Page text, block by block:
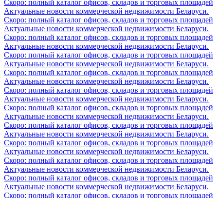
Скоро: полный каталог офисов, складов и торговых площадей
Актуальные новости коммерческой недвижимости Беларуси.
Скоро: полный каталог офисов, складов и торговых площадей
Актуальные новости коммерческой недвижимости Беларуси.
Скоро: полный каталог офисов, складов и торговых площадей
Актуальные новости коммерческой недвижимости Беларуси.
Скоро: полный каталог офисов, складов и торговых площадей
Актуальные новости коммерческой недвижимости Беларуси.
Скоро: полный каталог офисов, складов и торговых площадей
Актуальные новости коммерческой недвижимости Беларуси.
Скоро: полный каталог офисов, складов и торговых площадей
Актуальные новости коммерческой недвижимости Беларуси.
Скоро: полный каталог офисов, складов и торговых площадей
Актуальные новости коммерческой недвижимости Беларуси.
Скоро: полный каталог офисов, складов и торговых площадей
Актуальные новости коммерческой недвижимости Беларуси.
Скоро: полный каталог офисов, складов и торговых площадей
Актуальные новости коммерческой недвижимости Беларуси.
Скоро: полный каталог офисов, складов и торговых площадей
Актуальные новости коммерческой недвижимости Беларуси.
Скоро: полный каталог офисов, складов и торговых площадей
Актуальные новости коммерческой недвижимости Беларуси.
Скоро: полный каталог офисов, складов и торговых площадей